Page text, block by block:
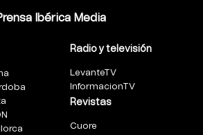
Ibérica Media
Radio y televisión
LevanteTV
InformacionTV
Revistas
Cuore